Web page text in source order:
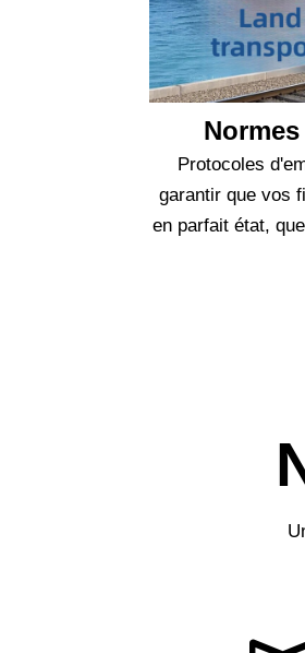
Protocoles
garantir que vos
en parfait état,